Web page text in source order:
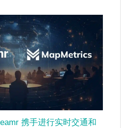
携手进行实时交通和